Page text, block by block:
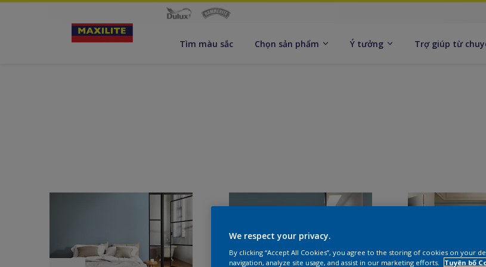
Tìm màu sắc Chọn sản phẩm Ý tưởng Trợ giúp từ
We respect your privacy.
By clicking “Accept All Cookies”, you agree to the storing of cookies on your
navigation, analyze site usage, and assist in our marketing efforts.
Tuyên bố